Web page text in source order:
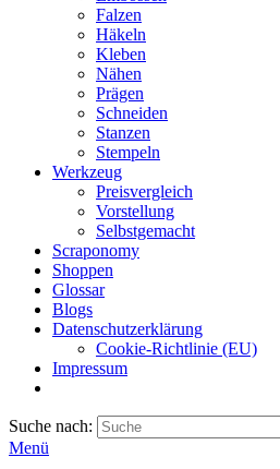
Falzen
Häkeln
Kleben
Nähen
Prägen
Schneiden
Stanzen
Stempeln
Werkzeug
Preisvergleich
Vorstellung
Selbstgemacht
Scraponomy
Shoppen
Glossar
Blogs
Datenschutzerklärung
Cookie-Richtlinie (EU)
Impressum
Suche nach:
Menü